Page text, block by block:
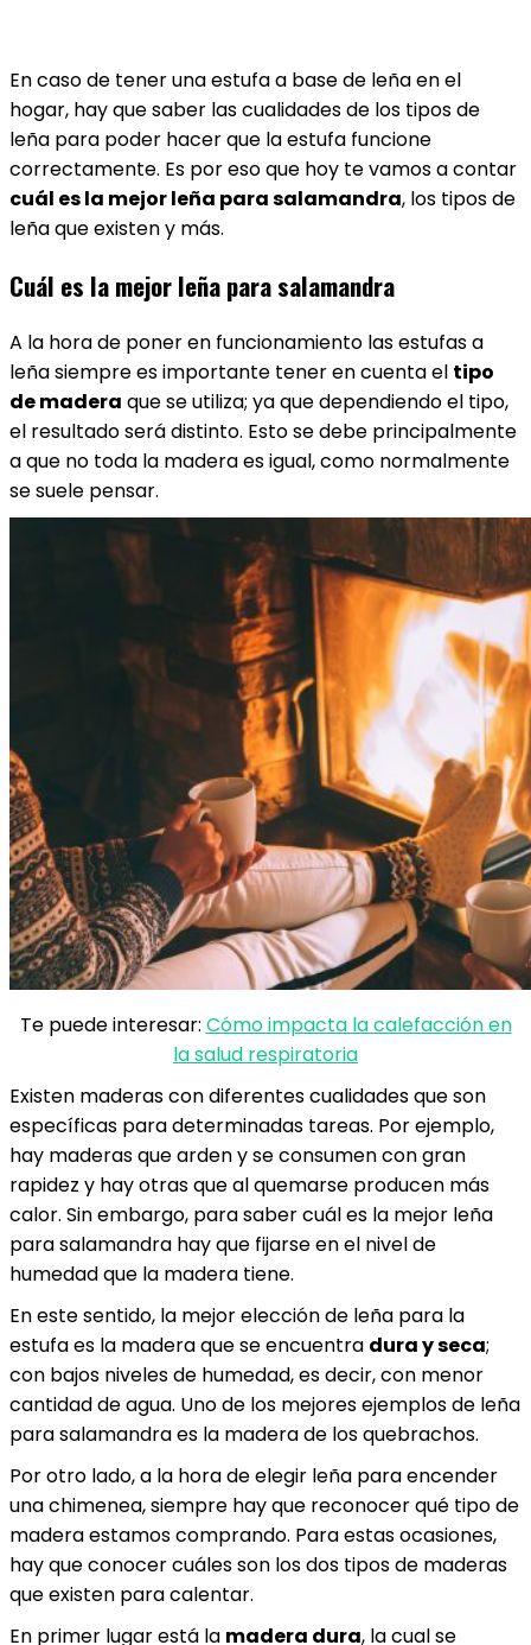
En caso de tener una estufa a base de leña en el
hogar, hay que saber las cualidades de los tipos de
leña para poder hacer que la estufa funcione
correctamente. Es por eso que hoy te vamos a contar
cuál es la mejor leña para salamandra, los tipos de
leña que existen y más.
Cuál es la mejor leña para salamandra
A la hora de poner en funcionamiento las estufas a
leña siempre es importante tener en cuenta el tipo
de madera que se utiliza; ya que dependiendo el tipo,
el resultado será distinto. Esto se debe principalmente
a que no toda la madera es igual, como normalmente
se suele pensar.
Te puede interesar: Cómo impacta la calefacción en
la salud respiratoria
Existen maderas con diferentes cualidades que son
específicas para determinadas tareas. Por ejemplo,
hay maderas que arden y se consumen con gran
rapidez y hay otras que al quemarse producen más
calor. Sin embargo, para saber cuál es la mejor leña
para salamandra hay que fijarse en el nivel de
humedad que la madera tiene.
En este sentido, la mejor elección de leña para la
estufa es la madera que se encuentra dura y seca;
con bajos niveles de humedad, es decir, con menor
cantidad de agua. Uno de los mejores ejemplos de leña
para salamandra es la madera de los quebrachos.
Por otro lado, a la hora de elegir leña para encender
una chimenea, siempre hay que reconocer qué tipo de
madera estamos comprando. Para estas ocasiones,
hay que conocer cuáles son los dos tipos de maderas
que existen para calentar.
En primer lugar está la madera dura, la cual se